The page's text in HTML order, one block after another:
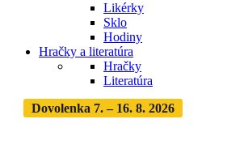
Likérky
Sklo
Hodiny
Hračky a literatúra
Hračky
Literatúra
Dovolenka 7. – 16. 8. 2026